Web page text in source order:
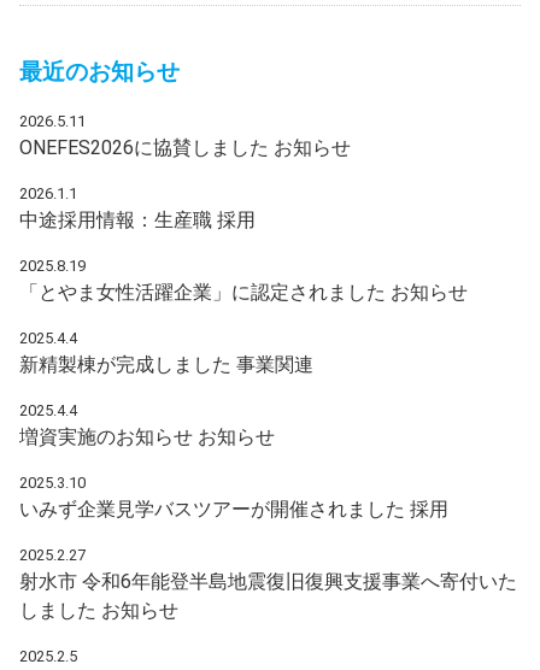
最近のお知らせ
2026.5.11
ONEFES2026に協賛しました お知らせ
2026.1.1
中途採用情報：生産職 採用
2025.8.19
「とやま女性活躍企業」に認定されました お知らせ
2025.4.4
新精製棟が完成しました 事業関連
2025.4.4
増資実施のお知らせ お知らせ
2025.3.10
いみず企業見学バスツアーが開催されました 採用
2025.2.27
射水市 令和6年能登半島地震復旧復興支援事業へ寄付いた
しました お知らせ
2025.2.5